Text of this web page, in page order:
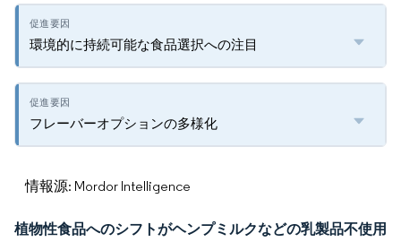
環境的に持続可能な食品選択への注目
フレーバーオプションの多様化
情報源: Mordor Intelligence
植物性食品へのシフトがヘンプミルクなどの乳製品不使用